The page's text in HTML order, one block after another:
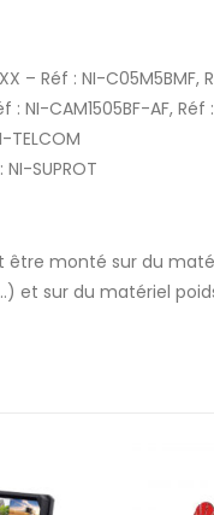
– Réf : NI-C05M5BMF,
: NI-CAM1505BF-AF, Réf
TELCOM
SUPROT
monté sur du
et sur du matériel